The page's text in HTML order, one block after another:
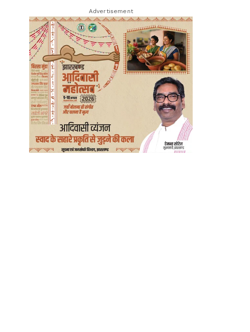
Advertisement